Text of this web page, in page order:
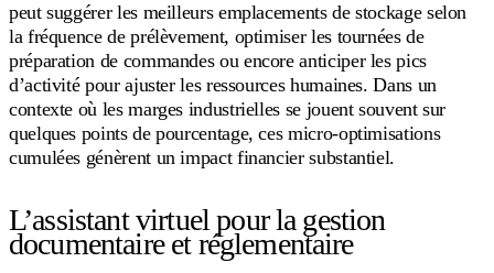
peut suggérer les meilleurs emplacements de stockage selon
la fréquence de prélèvement, optimiser les tournées de
préparation de commandes ou encore anticiper les pics
d’activité pour ajuster les ressources humaines. Dans un
contexte où les marges industrielles se jouent souvent sur
quelques points de pourcentage, ces micro-optimisations
cumulées génèrent un impact financier substantiel.
L’assistant virtuel pour la gestion
documentaire et réglementaire